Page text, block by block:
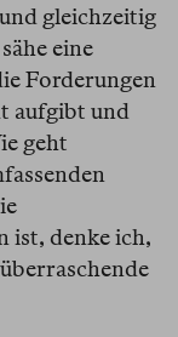
gleichzeitig
eine
Forderungen
aufgibt und
geht
ist, denke ich,